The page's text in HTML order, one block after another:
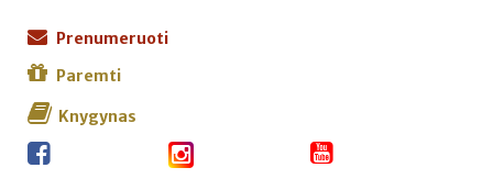
Prenumeruoti
Paremti
Knygynas